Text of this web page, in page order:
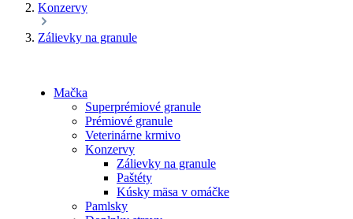
Konzervy
Zálievky na granule
Mačka
Superprémiové granule
Prémiové granule
Veterinárne krmivo
Konzervy
Zálievky na granule
Paštéty
Kúsky mäsa v omáčke
Pamlsky